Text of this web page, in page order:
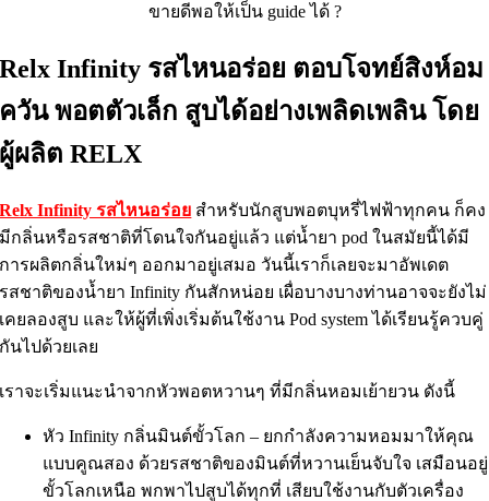
Relx Infinity รสไหนอร่อย ตอบโจทย์สิงห์อม
ควัน พอตตัวเล็ก สูบได้อย่างเพลิดเพลิน โดย
ผู้ผลิต RELX
Relx Infinity รสไหนอร่อย สำหรับนักสูบพอตบุหรี่ไฟฟ้าทุกคน ก็คง
มีกลิ่นหรือรสชาติที่โดนใจกันอยู่แล้ว แต่น้ำยา pod ในสมัยนี้ได้มี
การผลิตกลิ่นใหม่ๆ ออกมาอยู่เสมอ วันนี้เราก็เลยจะมาอัพเดต
รสชาติของน้ำยา Infinity กันสักหน่อย เผื่อบางบางท่านอาจจะยังไม่
เคยลองสูบ และให้ผู้ที่เพิ่งเริ่มต้นใช้งาน Pod system ได้เรียนรู้ควบคู่
กันไปด้วยเลย
เราจะเริ่มแนะนำจากหัวพอตหวานๆ ที่มีกลิ่นหอมเย้ายวน ดังนี้
หัว Infinity กลิ่นมินต์ขั้วโลก – ยกกำลังความหอมมาให้คุณ
แบบคูณสอง ด้วยรสชาติของมินต์ที่หวานเย็นจับใจ เสมือนอยู่
ขั้วโลกเหนือ พกพาไปสูบได้ทุกที่ เสียบใช้งานกับตัวเครื่อง